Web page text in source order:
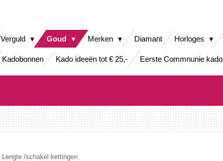
Verguld Goud Merken Diamant Horloges
Kadobonnen Kado ideeën tot € 25,- Eerste Commnunie kado
Lengte /schakel kettingen